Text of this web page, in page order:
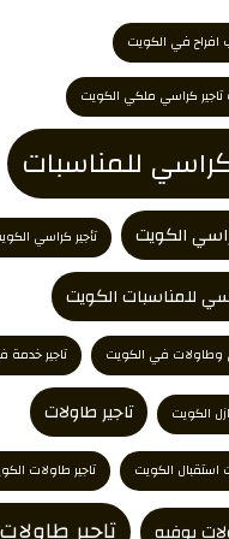
افراح في الكويت
كراسي ملكي الكويت
كراسي للمناسبات
الكويت تأجير كراسي
للمناسبات الكويت
وطاولات في الكويت تاجير خدمة
الكويت تاجير طاولات
استقبال الكويت تاجير طاولات
بوفيه تاجير